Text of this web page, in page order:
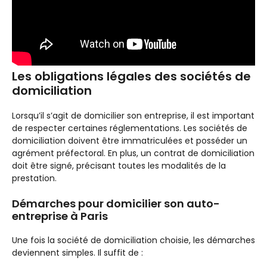
Les obligations légales des sociétés de
domiciliation
Lorsqu’il s’agit de domicilier son entreprise, il est important
de respecter certaines réglementations. Les sociétés de
domiciliation doivent être immatriculées et posséder un
agrément préfectoral. En plus, un contrat de domiciliation
doit être signé, précisant toutes les modalités de la
prestation.
Démarches pour domicilier son auto-
entreprise à Paris
Une fois la société de domiciliation choisie, les démarches
deviennent simples. Il suffit de :